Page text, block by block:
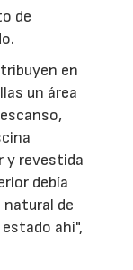
de
en
un área
y revestida
debía
de
ahí",